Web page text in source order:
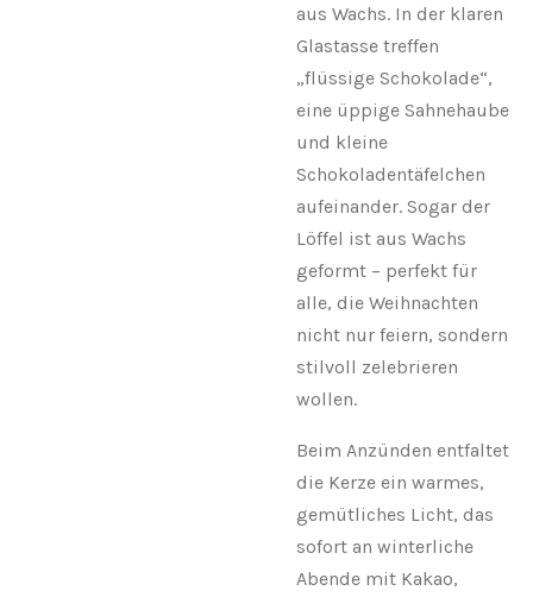
aus Wachs. In der klaren
Glastasse treffen
„flüssige Schokolade“,
eine üppige Sahnehaube
und kleine
Schokoladentäfelchen
aufeinander. Sogar der
Löffel ist aus Wachs
geformt – perfekt für
alle, die Weihnachten
nicht nur feiern, sondern
stilvoll zelebrieren
wollen.
Beim Anzünden entfaltet
die Kerze ein warmes,
gemütliches Licht, das
sofort an winterliche
Abende mit Kakao,